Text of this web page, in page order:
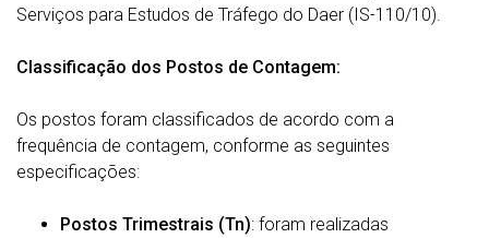
Serviços para Estudos de Tráfego do Daer (IS-110/10).
Classificação dos Postos de Contagem:
Os postos foram classificados de acordo com a
frequência de contagem, conforme as seguintes
especificações:
Postos Trimestrais (Tn): foram realizadas